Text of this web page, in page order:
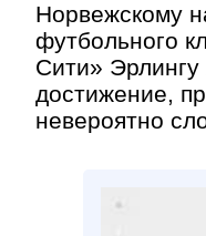
Норвежскому
футбольного
Сити»
достижение,
невероятно